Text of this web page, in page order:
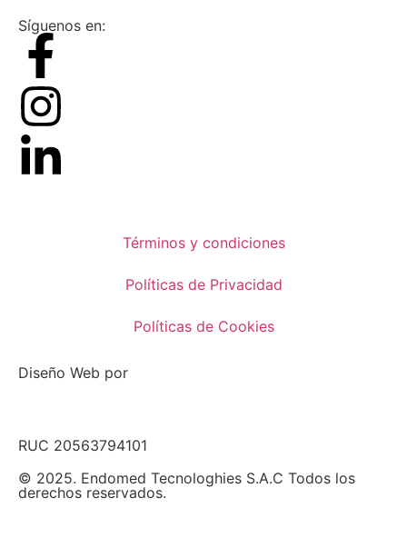
Síguenos en:
Términos y condiciones
Políticas de Privacidad
Políticas de Cookies
Diseño Web por
RUC 20563794101
© 2025. Endomed Tecnologhies S.A.C Todos los
derechos reservados.